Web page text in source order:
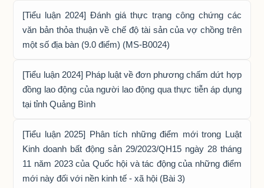
[Tiểu luận 2024] Đánh giá thực trạng công chứng các
văn bản thỏa thuận về chế độ tài sản của vợ chồng trên
một số địa bàn (9.0 điểm) (MS-B0024)
[Tiểu luận 2024] Pháp luật về đơn phương chấm dứt hợp
đồng lao động của người lao động qua thực tiễn áp dụng
tại tỉnh Quảng Bình
[Tiểu luận 2025] Phân tích những điểm mới trong Luật
Kinh doanh bất động sản 29/2023/QH15 ngày 28 tháng
11 năm 2023 của Quốc hội và tác động của những điểm
mới này đối với nền kinh tế - xã hội (Bài 3)